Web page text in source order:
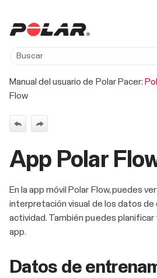
Saltar a contenido
Manual del usuario de Polar Pacer:
Flow
App Polar
En la app móvil Polar Flow, puedes
interpretación visual de los datos
actividad. También puedes
app.
Datos de